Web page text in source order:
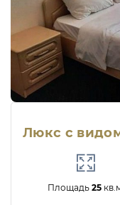
Люкс с
Площадь 25